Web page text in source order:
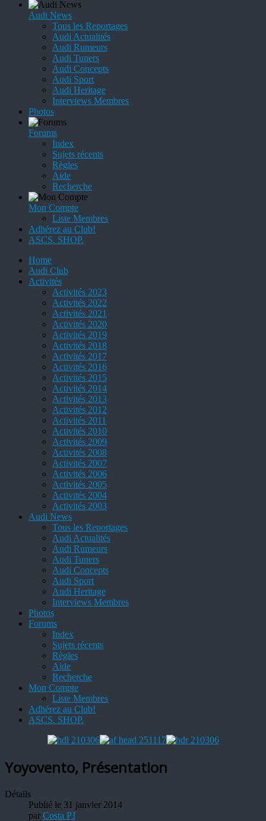
Audi News
Tous les Reportages
Audi Actualités
Audi Rumeurs
Audi Tuners
Audi Concepts
Audi Sport
Audi Heritage
Interviews Membres
Photos
Forums
Index
Sujets récents
Règles
Aide
Recherche
Mon Compte
Liste Membres
Adhérez au Club!
ASCS. SHOP.
Home
Audi Club
Activités
Activités 2023
Activités 2022
Activités 2021
Activités 2020
Activités 2019
Activités 2018
Activités 2017
Activités 2016
Activités 2015
Activités 2014
Activités 2013
Activités 2012
Activités 2011
Activités 2010
Activités 2009
Activités 2008
Activités 2007
Activités 2006
Activités 2005
Activités 2004
Activités 2003
Audi News
Tous les Reportages
Audi Actualités
Audi Rumeurs
Audi Tuners
Audi Concepts
Audi Sport
Audi Heritage
Interviews Membres
Photos
Forums
Index
Sujets récents
Règles
Aide
Recherche
Mon Compte
Liste Membres
Adhérez au Club!
ASCS. SHOP.
Yoyovento, Présentation
Détails
Publié le 31 janvier 2014
par Costa PJ